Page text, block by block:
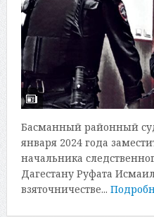
Басманный районный
января 2024 года
начальника
Дагестану Руфата
взяточничестве...